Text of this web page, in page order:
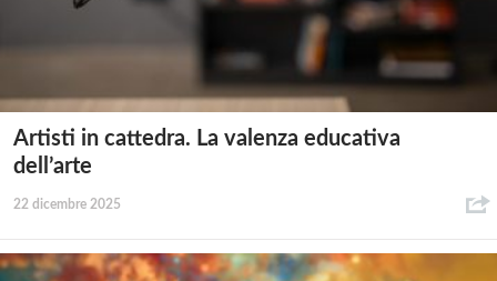
Artisti in cattedra. La valenza educativa
dell’arte
22 dicembre 2025